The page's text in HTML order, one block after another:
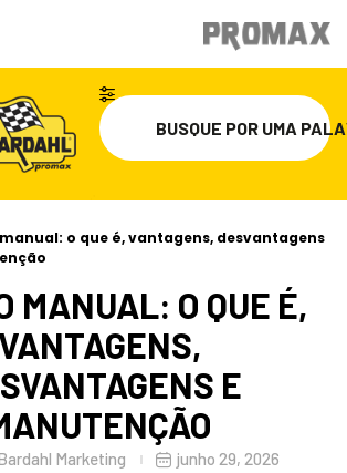
o que é, vantagens, desvantagens
MANUAL: O QUE É,
VANTAGENS,
E
Marketing junho 29, 2026